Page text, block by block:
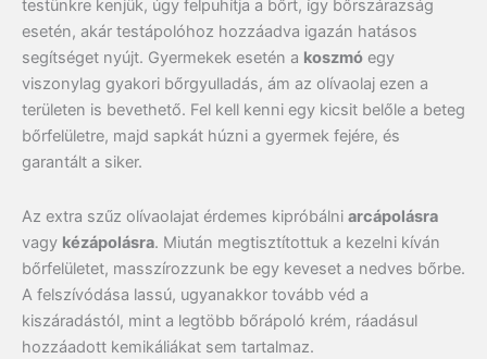
testünkre kenjük, úgy felpuhítja a bőrt, így bőrszárazság
esetén, akár testápolóhoz hozzáadva igazán hatásos
segítséget nyújt. Gyermekek esetén a koszmó egy
viszonylag gyakori bőrgyulladás, ám az olívaolaj ezen a
területen is bevethető. Fel kell kenni egy kicsit belőle a beteg
bőrfelületre, majd sapkát húzni a gyermek fejére, és
garantált a siker.
Az extra szűz olívaolajat érdemes kipróbálni arcápolásra
vagy kézápolásra. Miután megtisztítottuk a kezelni kíván
bőrfelületet, masszírozzunk be egy keveset a nedves bőrbe.
A felszívódása lassú, ugyanakkor tovább véd a
kiszáradástól, mint a legtöbb bőrápoló krém, ráadásul
hozzáadott kemikáliákat sem tartalmaz.